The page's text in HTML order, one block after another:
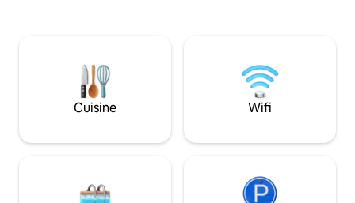
banque et d'un centre médical ; tout ce
dont vous avez besoin à quelques
minutes seulement. Une connexion Wi-
Fi rapide et un environnement paisible
relaxant, dans le confort et la praticité.
Cuisine Wifi